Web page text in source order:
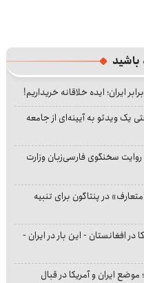
باشید
ایران؛ ایده خلاقانه خریداریم!
یک ویدئو به آیینه‌ای از جامعه
سخنگوی فارسی‌زبان وزارت
در پنتاگون برای تنبیه
در افغانستان - این بار در ایران -
ایران و آمریکا در قبال